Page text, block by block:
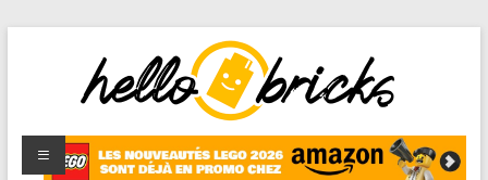
HelloBricks
Blog LEGO,